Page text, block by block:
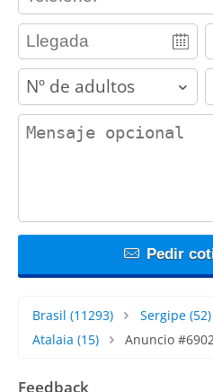
adults
contact_message
Pedir
Brasil (11293) Sergipe(52)
Atalaia (15) Anuncio
Feedback